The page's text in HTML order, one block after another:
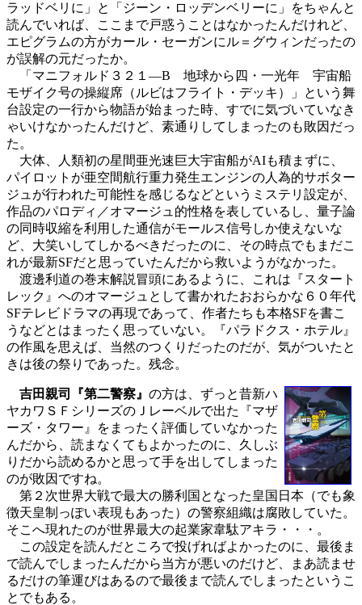
ラッドベリに」と「ジーン・ロッデンベリーに」をちゃんと
読んでいれば、ここまで戸惑うことはなかったんだけれど、
エピグラムの方がカール・セーガンにル＝グウィンだったの
が誤解の元だったか。
「マニフォルド３２１―B 地球から四・一光年 宇宙船
モザイク号の操縦席（ルビはフライト・デッキ）」という舞
台設定の一行から物語が始まった時、すでに気づいていなき
ゃいけなかったんだけど、素通りしてしまったのも敗因だっ
た。
大体、人類初の星間亜光速巨大宇宙船がAIも積まずに、
パイロットが亜空間航行重力発生エンジンの人為的サボター
ジュが行われた可能性を感じるなどというミステリ設定が、
作品のパロディ／オマージュ的性格を表しているし、量子論
の同時収縮を利用した通信がモールス信号しか使えないな
ど、大笑いしてしかるべきだったのに、その時点でもまだこ
れが最新SFだと思っていたんだから救いようがなかった。
渡邊利道の巻末解説冒頭にあるように、これは『スタート
レック』へのオマージュとして書かれたおおらかな６０年代
SFテレビドラマの再現であって、作者たちも本格SFを書こ
うなどとはまったく思っていない。『パラドクス・ホテル』
の作風を思えば、当然のつくりだったのだが、気がついたと
きは後の祭りであった。残念。
吉田親司『第二警察』 の方は、ずっと昔新ハ
ヤカワＳＦシリーズのＪレーベルで出た『マザ
ーズ・タワー』をまったく評価していなかった
んだから、読まなくてもよかったのに、久しぶ
りだから読めるかと思って手を出してしまった
のが敗因ですね。
第２次世界大戦で最大の勝利国となった皇国日本（でも象
徴天皇制っぽい表現もあった）の警察組織は腐敗していた。
そこへ現れたのが世界最大の起業家韋駄アキラ・・・。
この設定を読んだところで投げればよかったのに、最後ま
で読んでしまったんだから当方が悪いのだけど、まあ読ませ
るだけの筆運びはあるので最後まで読んでしまったというこ
とでもある。